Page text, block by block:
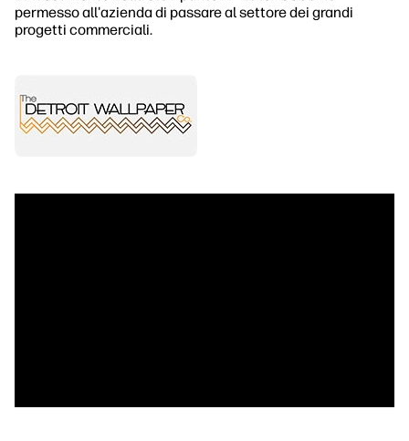
permesso all'azienda di passare al settore dei grandi
progetti commerciali.